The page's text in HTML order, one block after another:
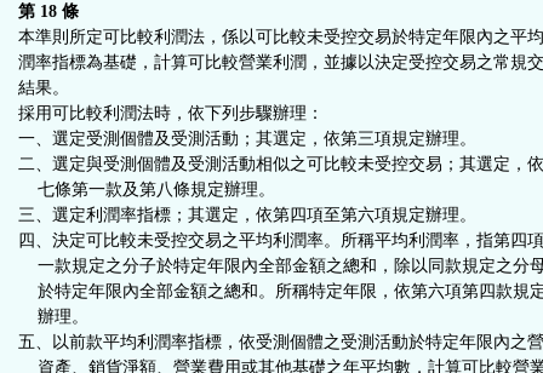
第 18 條
本準則所定可比較利潤法，係以可比較未受控交易於特定年限內之平
潤率指標為基礎，計算可比較營業利潤，並據以決定受控交易之常規
結果。
採用可比較利潤法時，依下列步驟辦理：
一、選定受測個體及受測活動；其選定，依第三項規定辦理。
二、選定與受測個體及受測活動相似之可比較未受控交易；其選定，
七條第一款及第八條規定辦理。
三、選定利潤率指標；其選定，依第四項至第六項規定辦理。
四、決定可比較未受控交易之平均利潤率。所稱平均利潤率，指第四
一款規定之分子於特定年限內全部金額之總和，除以同款規定之分
於特定年限內全部金額之總和。所稱特定年限，依第六項第四款規
辦理。
五、以前款平均利潤率指標，依受測個體之受測活動於特定年限內之
資產、銷貨淨額、營業費用或其他基礎之年平均數，計算可比較營